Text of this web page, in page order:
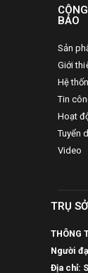
BẢO
Sản
Giới
Hệ
Tin
Hoạt
Tuyển
Video
TRỤ
THÔNG
Người
Địa chỉ: